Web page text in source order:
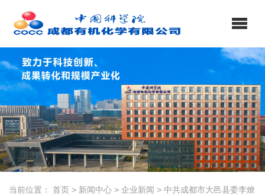
当前位置： 首页 > 新闻中心 > 企业新闻 > 中共成都市大邑县委李燎